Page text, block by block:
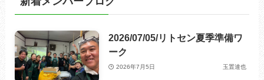
2026/07/05/リトセン夏季準備ワ
ーク
2026年7月5日 玉置達也